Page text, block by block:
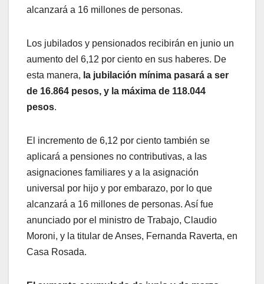
alcanzará a 16 millones de personas.
Los jubilados y pensionados recibirán en junio un
aumento del 6,12 por ciento en sus haberes. De
esta manera, la jubilación mínima pasará a ser
de 16.864 pesos, y la máxima de 118.044
pesos.
El incremento de 6,12 por ciento también se
aplicará a pensiones no contributivas, a las
asignaciones familiares y a la asignación
universal por hijo y por embarazo, por lo que
alcanzará a 16 millones de personas. Así fue
anunciado por el ministro de Trabajo, Claudio
Moroni, y la titular de Anses, Fernanda Raverta, en
Casa Rosada.